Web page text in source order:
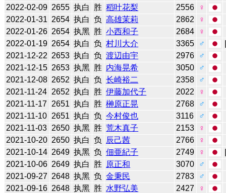
2022-02-09 2655 执白 胜 稻叶花梨 2556
♀
2022-01-31 2654 执白 负 高雄茉莉 2862
♀
2022-01-26 2654 执黑 胜 小西和子 2684
♀
2022-01-19 2654 执白 负 村川大介 3365 ♂
2021-12-22 2653 执白 负 渡辺由宇 2976
♂
2021-12-15 2653 执黑 胜 内海晃希 3050
♂
2021-12-08 2652 执白 负 长崎裕二 2358
♂
2021-11-24 2652 执白 胜 伊藤加代子 2022
♀
2021-11-17
2651 执白 胜 榊原正晃 2768
♂
2021-11-10 2651 执白 负 今村俊也 3116
♂
2021-11-03 2650 执黑 胜 荒木真子 2153
♀
2021-10-20 2650 执白 负 辰己茜 2766
♀
2021-10-14 2649 执黑 负 佃亜紀子 2749 ♀
2021-10-06 2649 执白 胜 原正和 3070
♂
2021-09-27 2648 执黑 负 金秉民 2783
♂
2021-09-16 2648 执黑 胜 水野弘美 2427
♀